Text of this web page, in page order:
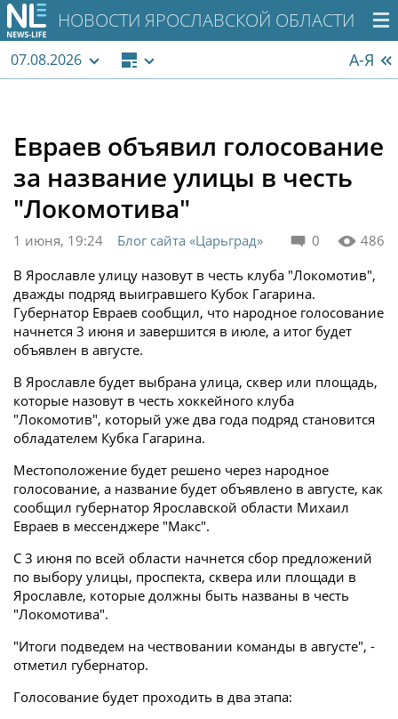
НОВОСТИ ЯРОСЛАВСКОЙ ОБЛАСТИ
07.08.2026 А-Я
Евраев объявил голосование
за название улицы в честь
"Локомотива"
0 486
1 июня, 19:24
Блог сайта «Царьград»
В Ярославле улицу назовут в честь клуба "Локомотив",
дважды подряд выигравшего Кубок Гагарина.
Губернатор Евраев сообщил, что народное голосование
начнется 3 июня и завершится в июле, а итог будет
объявлен в августе.
В Ярославле будет выбрана улица, сквер или площадь,
которые назовут в честь хоккейного клуба
"Локомотив", который уже два года подряд становится
обладателем Кубка Гагарина.
Местоположение будет решено через народное
голосование, а название будет объявлено в августе, как
сообщил губернатор Ярославской области Михаил
Евраев в мессенджере "Макс".
С 3 июня по всей области начнется сбор предложений
по выбору улицы, проспекта, сквера или площади в
Ярославле, которые должны быть названы в честь
"Локомотива".
"Итоги подведем на чествовании команды в августе", -
отметил губернатор.
Голосование будет проходить в два этапа: